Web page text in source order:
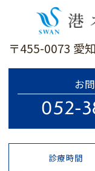
〒455-0073 愛
お
052-
診療時間